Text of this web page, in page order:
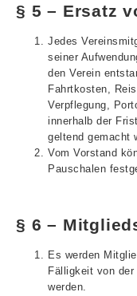
§ 5 – Ersatz
Jedes
seiner
den Verein
Fahrtkosten,
Verpflegung,
innerhalb der
geltend gemacht
Vom Vorstand
Pauschalen
§ 6 –
Es werden
Fälligkeit von
werden.